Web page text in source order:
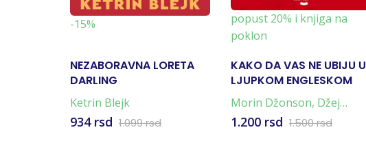
-15%
NEZABORAVNA LORETA
DARLING
Ketrin Blejk
934 rsd 1.099 rsd
popust 20% i knjiga na
poklon
KAKO DA VAS NE UBIJU U
LJUPKOM ENGLESKOM
SELU
Morin Džonson, Džej
Kuper
1.200 rsd 1.500 rsd